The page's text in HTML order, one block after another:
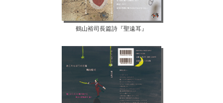
鶴山裕司長篇詩『聖遠耳』